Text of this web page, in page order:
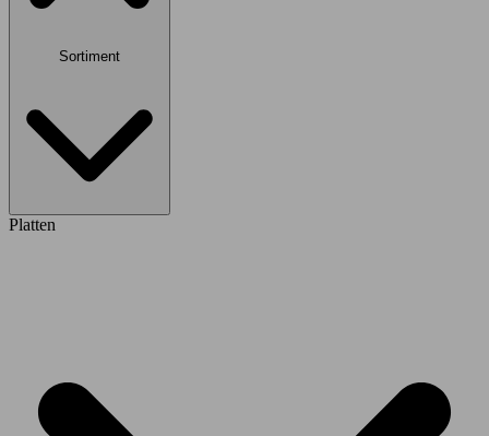
Sortiment
Platten